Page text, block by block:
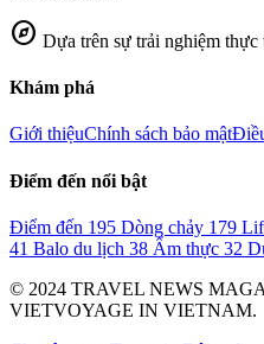
explore Dựa trên sự trải nghiệm thực
Khám phá
Giới thiệuChính sách bảo mật
Điểm đến nổi bật
Điểm đến 195 Dòng chảy 179
41 Balo du lịch 38 Ẩm thực 32
© 2024 TRAVEL NEWS
VIETVOYAGE IN VIETNAM.